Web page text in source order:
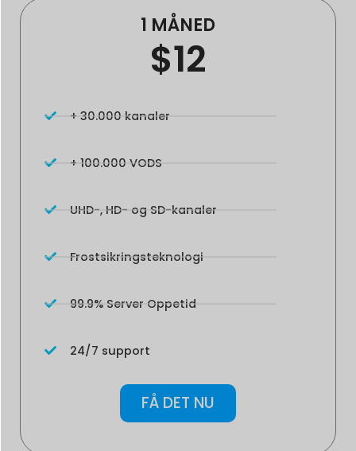
1 MÅNED
$12
+ 30.000 kanaler
+ 100.000 VODS
UHD-, HD- og SD-kanaler
Frostsikringsteknologi
99.9% Server Oppetid
24/7 support
FÅ DET NU